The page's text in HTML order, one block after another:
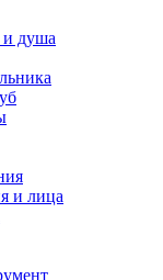
и душа
и лица